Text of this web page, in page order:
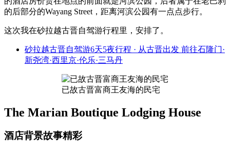
的后部分的Wayang Street，距离河滨公园有一点点步行。
这次我在砂拉越古晋自驾游行程里，安排了。
砂拉越古晋自驾游6天5夜行程 · 从古晋出发 前往石隆门·
新尧湾·西里京·伦乐·三马丹
已故古晋富商王友海的民宅
The Marian Boutique Lodging House
酒店背景故事精彩